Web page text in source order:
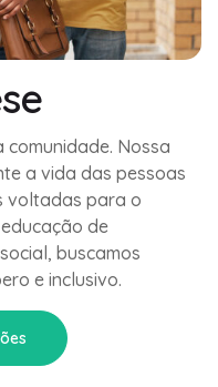
Nossa
a vida das pessoas
voltadas para o
de
buscamos
e inclusivo.